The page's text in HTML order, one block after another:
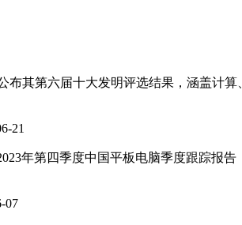
其第六届十大发明评选结果，涵盖计
21
年第四季度中国平板电脑季度跟踪报
07